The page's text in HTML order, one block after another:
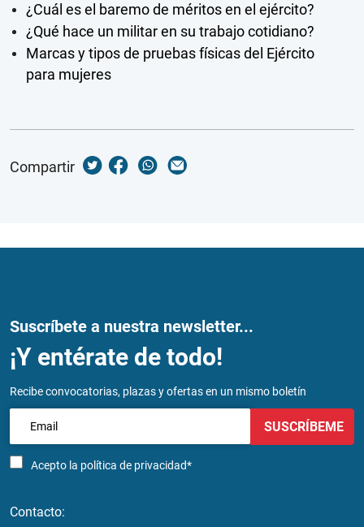
¿Cuál es el baremo de méritos en el ejército?
¿Qué hace un militar en su trabajo cotidiano?
Marcas y tipos de pruebas físicas del Ejército
para mujeres
Compartir
Suscríbete a nuestra newsletter...
¡Y entérate de todo!
Recibe convocatorias, plazas y ofertas en un mismo boletín
Acepto la política de privacidad*
SUSCRÍBEME
Contacto: